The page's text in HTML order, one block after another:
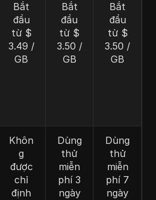
Bắt
đầu
từ $
3.49 /
GB
Bắt
đầu
từ $
3.50 /
GB
Bắt
đầu
từ $
3.50 /
GB
Khôn
g
được
chỉ
định
Dùng
thử
miễn
phí 3
ngày
Dùng
thử
miễn
phí 7
ngày